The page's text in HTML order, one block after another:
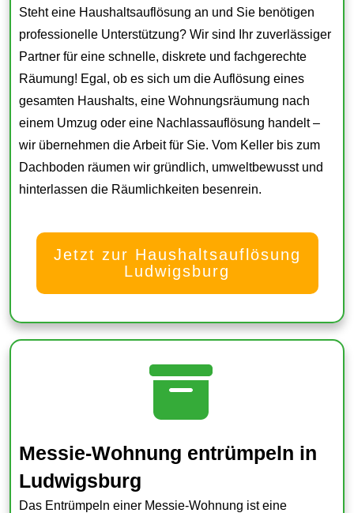
Steht eine Haushaltsauflösung an und Sie benötigen
professionelle Unterstützung? Wir sind Ihr zuverlässiger
Partner für eine schnelle, diskrete und fachgerechte
Räumung! Egal, ob es sich um die Auflösung eines
gesamten Haushalts, eine Wohnungsräumung nach
einem Umzug oder eine Nachlassauflösung handelt –
wir übernehmen die Arbeit für Sie. Vom Keller bis zum
Dachboden räumen wir gründlich, umweltbewusst und
hinterlassen die Räumlichkeiten besenrein.
Jetzt zur Haushaltsauflösung
Ludwigsburg
Messie-Wohnung entrümpeln in
Ludwigsburg
Das Entrümpeln einer Messie-Wohnung ist eine